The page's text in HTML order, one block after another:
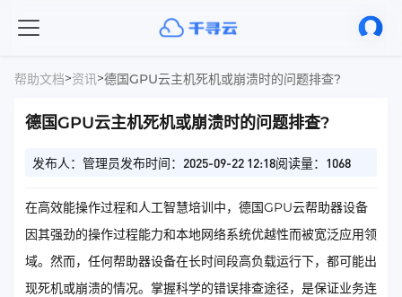
帮助文档>资讯>德国GPU云主机死机或崩溃时的问题排查?
德国GPU云主机死机或崩溃时的问题排查?
发布人：管理员发布时间：2025-09-22 12:18阅读量：1068
在高效能操作过程和人工智慧培训中，德国GPU云帮助器设备
因其强劲的操作过程能力和本地网络系统优越性而被宽泛应用领
域。然而，任何帮助器设备在长时间段高负载运行下，都可能出
现死机或崩溃的情况。掌握科学的错误排查途径，是保证业务连